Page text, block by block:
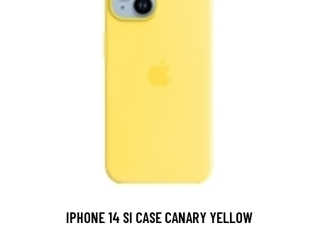
IPHONE 14 SI CASE CANARY YELLOW